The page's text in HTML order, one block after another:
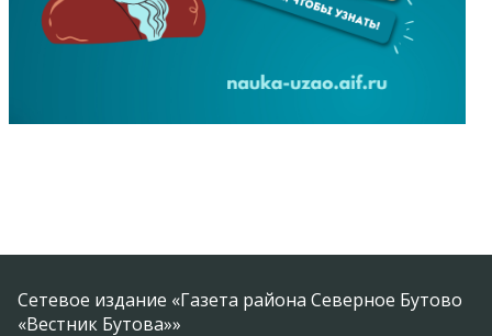
Сетевое издание «Газета района Северное Бутово
«Вестник Бутова»»